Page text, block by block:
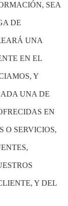
SEA
DE
UNA
EN EL
Y
UNA DE
EN
O SERVICIOS,
Y DEL